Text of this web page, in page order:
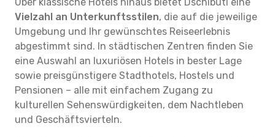
Vielzahl an Unterkunftsstilen, die auf die jeweilige
Umgebung und Ihr gewünschtes Reiseerlebnis
abgestimmt sind. In städtischen Zentren finden Sie
eine Auswahl an luxuriösen Hotels in bester Lage
sowie preisgünstigere Stadthotels, Hostels und
Pensionen – alle mit einfachem Zugang zu
kulturellen Sehenswürdigkeiten, dem Nachtleben
und Geschäftsvierteln.